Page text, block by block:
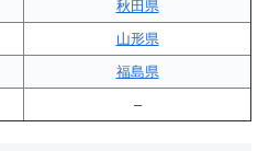
秋田県
山形県
福島県
–